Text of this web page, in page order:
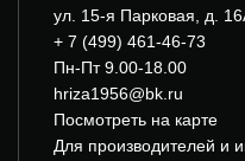
ул. 15-я Парковая, д.
+ 7 (499) 461-46-73
Пн-Пт 9.00-18.00
hriza1956@bk.ru
Посмотреть на карте
Для производителей и